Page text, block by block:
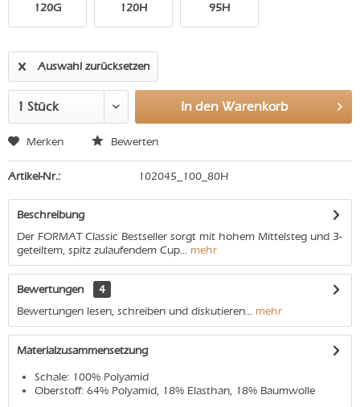
120G 120H 95H
Auswahl zurücksetzen
In den Warenkorb
Merken Bewerten
Artikel-Nr.: 102045_100_80H
Beschreibung
Der FORMAT Classic Bestseller sorgt mit hohem Mittelsteg und 3-
geteiltem, spitz zulaufendem Cup... mehr
Bewertungen
4
Bewertungen lesen, schreiben und diskutieren... mehr
Materialzusammensetzung
Schale: 100% Polyamid
Oberstoff: 64% Polyamid, 18% Elasthan, 18% Baumwolle